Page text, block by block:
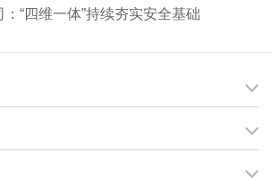
“四维一体”持续夯实安全基础